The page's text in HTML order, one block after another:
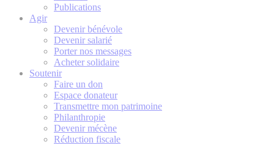
Publications
Agir
Devenir bénévole
Devenir salarié
Porter nos messages
Acheter solidaire
Soutenir
Faire un don
Espace donateur
Transmettre mon patrimoine
Philanthropie
Devenir mécène
Réduction fiscale